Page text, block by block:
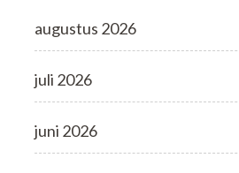
augustus 2026
juli 2026
juni 2026